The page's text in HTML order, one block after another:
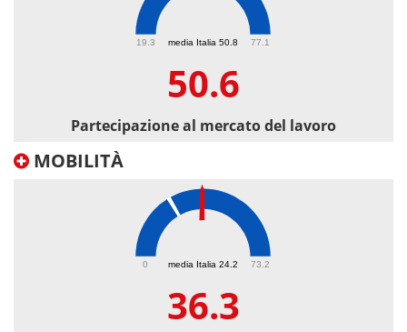
media Italia 50.8
19.3 77.1
50.6
Partecipazione al mercato del lavoro
MOBILITÀ
media Italia 24.2
0 73.2
36.3